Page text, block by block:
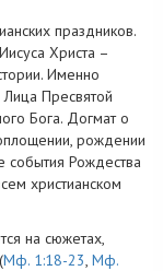
праздников.
Христа –
Именно
Пресвятой
Бога. Догмат о
рождении
события Рождества
христианском
на сюжетах,
Мф. 1:18-23, Мф.